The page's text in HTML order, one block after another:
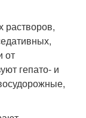
растворов,
от
гепато- и